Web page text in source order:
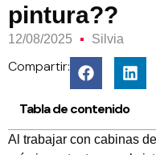
pintura??
12/08/2025 Silvia
Compartir:
Tabla de contenido
Al trabajar con cabinas